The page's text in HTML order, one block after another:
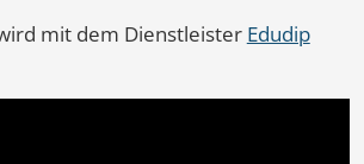
mit dem Dienstleister Edudip